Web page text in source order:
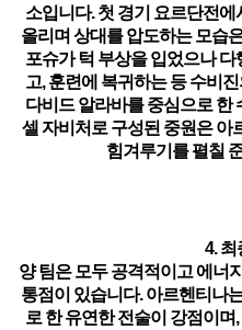
소입니다. 첫 경기 요르단전
올리며 상대를 압도하는 모습
포슈가 턱 부상을 입었으나
고, 훈련에 복귀하는 등 수비
다비드 알라바를 중심으로 한
셀 자비처로 구성된 중원은 아
힘겨루기를 펼칠
4. 최
양 팀은 모두 공격적이고 에너
통점이 있습니다. 아르헨티나
로 한 유연한 전술이 강점이며